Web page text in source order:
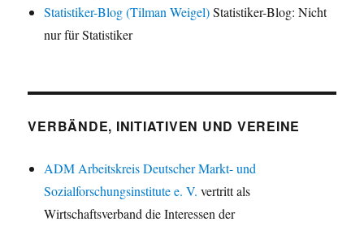
Statistiker-Blog (Tilman Weigel)Statistiker-Blog: Nicht
nur für Statistiker
VERBÄNDE, INITIATIVEN UND VEREINE
ADM Arbeitskreis Deutscher Markt- und
Sozialforschungsinstitute e. V. vertritt als
Wirtschaftsverband die Interessen der